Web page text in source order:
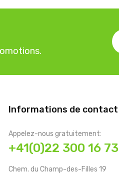
Informations de contact
Appelez-nous gratuitement:
+41(0)22 300 16 73
Chem. du Champ-des-Filles 19